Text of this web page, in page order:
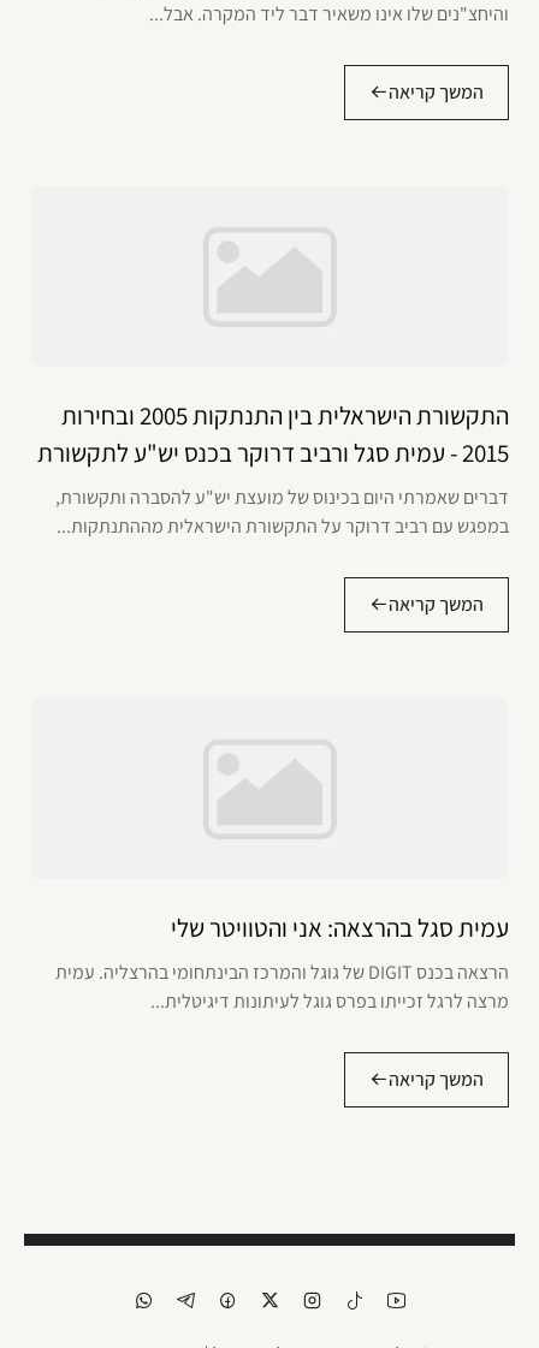
והיחצ"נים שלו אינו משאיר דבר ליד המקרה. אבל...
המשך קריאה
התקשורת הישראלית בין התנתקות 2005 ובחירות
2015 - עמית סגל ורביב דרוקר בכנס יש"ע לתקשורת
דברים שאמרתי היום בכינוס של מועצת יש"ע להסברה ותקשורת,
במפגש עם רביב דרוקר על התקשורת הישראלית מההתנתקות...
המשך קריאה
עמית סגל בהרצאה: אני והטוויטר שלי
הרצאה בכנס DIGIT של גוגל והמרכז הבינתחומי בהרצליה. עמית
מרצה לרגל זכייתו בפרס גוגל לעיתונות דיגיטלית...
המשך קריאה